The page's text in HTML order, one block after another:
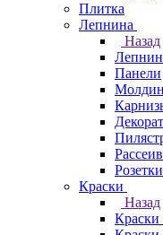
Плитка
Лепнина
Назад
Панели
Розетки
Краски
Назад
Краски